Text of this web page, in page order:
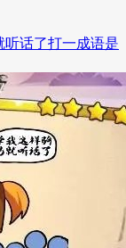
听话了打一成语是